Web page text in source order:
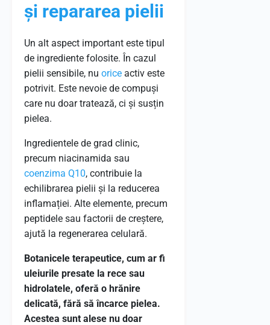
și repararea pielii
Un alt aspect important este tipul
de ingrediente folosite. În cazul
pielii sensibile, nu orice activ este
potrivit. Este nevoie de compuși
care nu doar tratează, ci și susțin
pielea.
Ingredientele de grad clinic,
precum niacinamida sau
coenzima Q10, contribuie la
echilibrarea pielii și la reducerea
inflamației. Alte elemente, precum
peptidele sau factorii de creștere,
ajută la regenerarea celulară.
Botanicele terapeutice, cum ar fi
uleiurile presate la rece sau
hidrolatele, oferă o hrănire
delicată, fără să încarce pielea.
Acestea sunt alese nu doar